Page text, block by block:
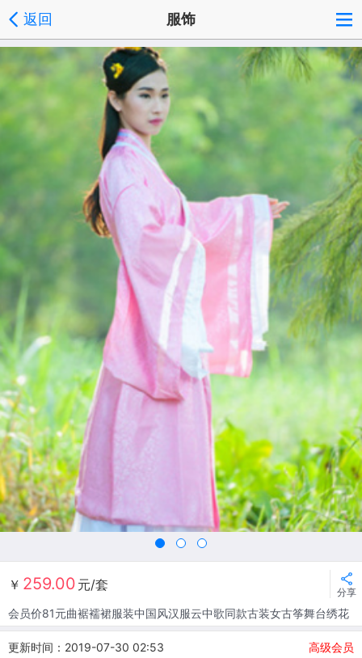
返回 服饰
￥ 259.00 元/套 分享
会员价81元曲裾襦裙服装中国风汉服云中歌同款古装女古筝舞台绣花
更新时间：2019-07-30 02:53 高级会员